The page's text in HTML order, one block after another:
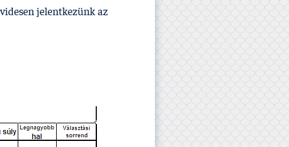
jelentkezünk az